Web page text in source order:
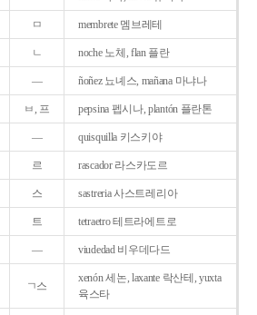
ㅁ membrete 멤브레테
ㄴ noche 노체, flan 플란
― ñoñez 뇨녜스, mañana 마냐나
ㅂ, 프 pepsina 펩시나, plantón 플란톤
― quisquilla 키스키야
르 rascador 라스카도르
스 sastreria 사스트레리아
트 tetraetro 테트라에트로
― viudedad 비우데다드
ㄱ스
xenón 세논, laxante 락산테, yuxta
육스타